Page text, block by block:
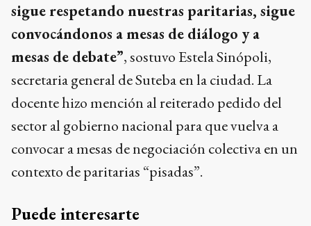
sigue respetando nuestras paritarias, sigue
convocándonos a mesas de diálogo y a
mesas de debate”, sostuvo Estela Sinópoli,
secretaria general de Suteba en la ciudad. La
docente hizo mención al reiterado pedido del
sector al gobierno nacional para que vuelva a
convocar a mesas de negociación colectiva en un
contexto de paritarias “pisadas”.
Puede interesarte